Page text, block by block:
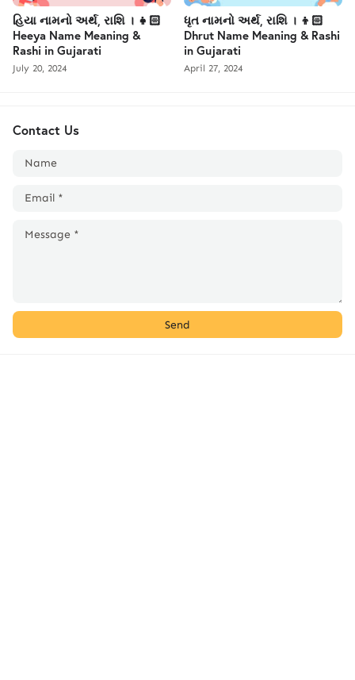
હિયા નામનો અર્થ, રાશિ । 👧🏻
Heeya Name Meaning &
Rashi in Gujarati
July 20, 2024
ધૃત નામનો અર્થ, રાશિ । 👦🏻
Dhrut Name Meaning & Rashi
in Gujarati
April 27, 2024
Contact Us